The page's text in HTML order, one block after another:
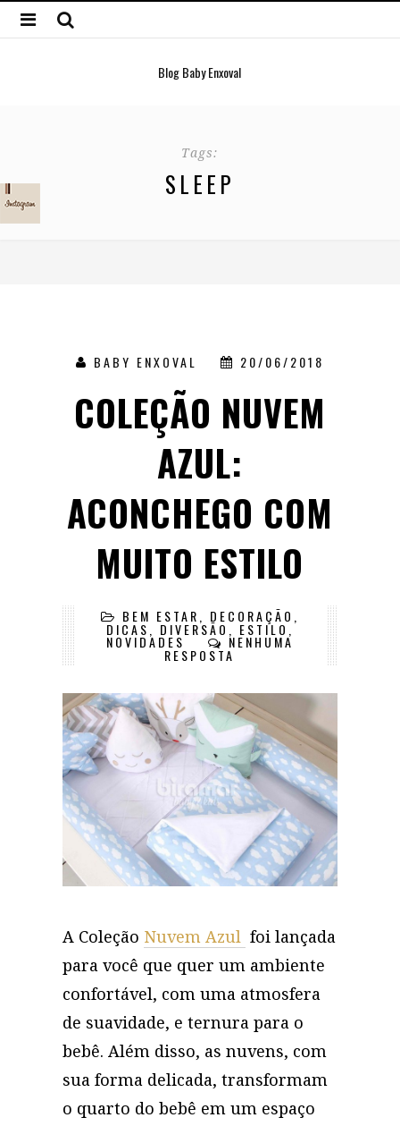
Blog Baby Enxoval
Tags:
SLEEP
BABY ENXOVAL 20/06/2018
COLEÇÃO NUVEM
AZUL:
ACONCHEGO COM
MUITO ESTILO
BEM ESTAR DECORAÇÃO
DICAS DIVERSÃO ESTILO
NOVIDADES NENHUMA
RESPOSTA
A Coleção Nuvem Azul foi lançada
para você que quer um ambiente
confortável, com uma atmosfera
de suavidade, e ternura para o
bebê. Além disso, as nuvens, com
sua forma delicada, transformam
o quarto do bebê em um espaço